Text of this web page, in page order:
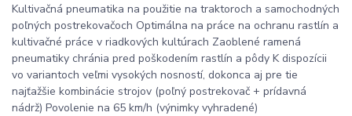
Kultivačná pneumatika na použitie na traktoroch a samochodných
poľných postrekovačoch Optimálna na práce na ochranu rastlín a
kultivačné práce v riadkových kultúrach Zaoblené ramená
pneumatiky chránia pred poškodením rastlín a pôdy K dispozícii
vo variantoch veľmi vysokých nosností, dokonca aj pre tie
najťažšie kombinácie strojov (poľný postrekovač + prídavná
nádrž) Povolenie na 65 km/h (výnimky vyhradené)